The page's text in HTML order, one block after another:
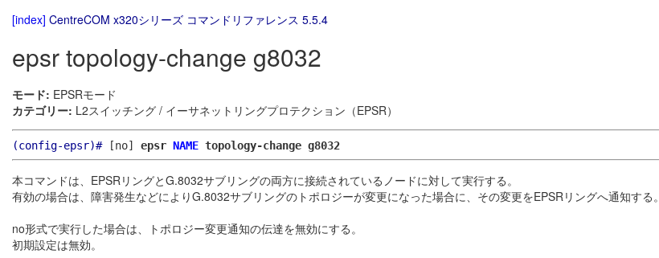
[index] CentreCOM x320シリーズ コマンドリファレンス 5.5.4
epsr topology-change g8032
モード: EPSRモード
カテゴリー: L2スイッチング / イーサネットリングプロテクション（EPSR）
(config-epsr)#[no] epsr NAME topology-change g8032
本コマンドは、EPSRリングとG.8032サブリングの両方に接続されているノードに対して実行する。
有効の場合は、障害発生などによりG.8032サブリングのトポロジーが変更になった場合に、その変更をEPSRリングへ通知する。
no形式で実行した場合は、トポロジー変更通知の伝達を無効にする。
初期設定は無効。